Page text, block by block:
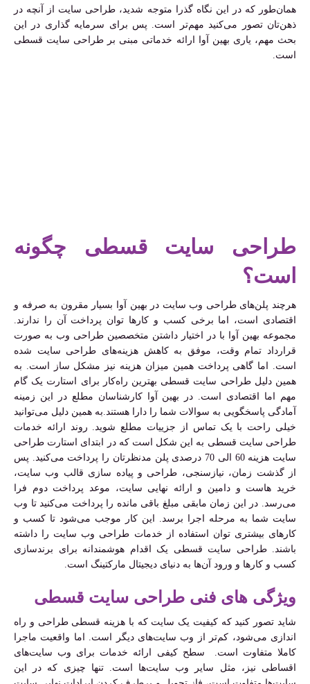
همان‌طور که در این نگاه گذرا متوجه شدید، طراحی سایت از آنچه در
ذهن‌تان تصور می‌کنید مهم‌تر است. پس برای سرمایه گذاری در این
بحث مهم، یاری بهین آوا ارائه خدماتی مبنی بر طراحی سایت قسطی
است.
طراحی سایت قسطی چگونه
است؟
هرچند پلن‌های طراحی وب سایت در بهین آوا بسیار مقرون به صرفه و
اقتصادی است، اما برخی کسب و کارها توان پرداخت آن را ندارند.
مجموعه بهین آوا با در اختیار داشتن متخصصین طراحی وب به صورت
قرارداد تمام وقت، موفق به کاهش هزینه‌های طراحی سایت شده
است. اما گاهی پرداخت همین میزان هزینه نیز مشکل ساز است. به
همین دلیل طراحی سایت قسطی بهترین راه‌کار برای استارت یک گام
مهم اما اقتصادی است. در بهین آوا کارشناسان مطلع در این زمینه
آمادگی پاسخگویی به سوالات شما را دارا هستند.به همین دلیل می‌توانید
خیلی راحت با یک تماس از جزییات مطلع شوید. روند ارائه خدمات
طراحی سایت قسطی به این شکل است که در ابتدای استارت طراحی
سایت هزینه 60 الی 70 درصدی پلن مدنظرتان را پرداخت می‌کنید. پس
از گذشت زمان، نیازسنجی، طراحی و پیاده سازی قالب وب سایت،
خرید هاست و دامین و ارائه نهایی سایت، موعد پرداخت دوم فرا
می‌رسد. در این زمان مابقی مبلغ باقی مانده را پرداخت می‌کنید تا وب
سایت شما به مرحله اجرا برسد. این کار موجب می‌شود تا کسب و
کارهای بیشتری توان استفاده از خدمات طراحی وب سایت را داشته
باشند. طراحی سایت قسطی یک اقدام هوشمندانه برای برندسازی
کسب و کارها و ورود آن‌ها به دنیای دیجیتال مارکتینگ است.
ویژگی های فنی طراحی سایت قسطی
شاید تصور کنید که کیفیت یک سایت که با هزینه قسطی طراحی و راه
اندازی می‌شود، کم‌تر از وب سایت‌های دیگر است. اما واقعیت ماجرا
کاملا متفاوت است. سطح کیفی ارائه خدمات برای وب سایت‌های
اقساطی نیز، مثل سایر وب سایت‌ها است. تنها چیزی که در این